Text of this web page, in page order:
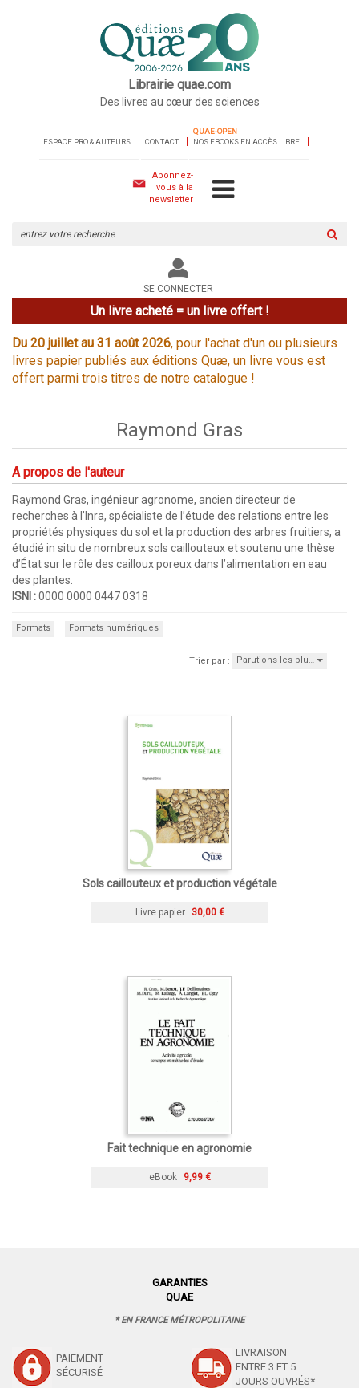
Librairie quae.com
Des livres au cœur des sciences
ESPACE PRO & AUTEURS CONTACT
QUAE-OPEN
NOS EBOOKS EN ACCÈS LIBRE
Abonnez-
vous à la
newsletter
le
site
SE CONNECTER
Un livre acheté = un livre offert !
Du 20 juillet au 31 août 2026, pour l'achat d'un ou plusieurs
livres papier publiés aux éditions Quæ, un livre vous est
offert parmi trois titres de notre catalogue !
Raymond Gras
A propos de l'auteur
Raymond Gras, ingénieur agronome, ancien directeur de
recherches à l’Inra, spécialiste de l’étude des relations entre les
propriétés physiques du sol et la production des arbres fruitiers, a
étudié in situ de nombreux sols caillouteux et soutenu une thèse
d’État sur le rôle des cailloux poreux dans l’alimentation en eau
des plantes.
ISNI :0000 0000 0447 0318
Formats Formats numériques
Trier par : Parutions les plu…
Sols caillouteux et production végétale
Livre papier 30,00 €
Fait technique en agronomie
eBook 9,99 €
GARANTIES
QUAE
* EN FRANCE MÉTROPOLITAINE
PAIEMENT
SÉCURISÉ
LIVRAISON
ENTRE 3 ET 5
JOURS OUVRÉS*